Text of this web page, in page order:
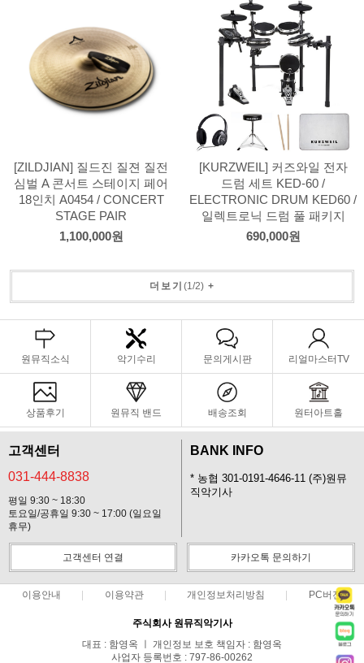
[ZILDJIAN] 질드진 질젼 질전
심벌 A 콘서트 스테이지 페어
18인치 A0454 / CONCERT
STAGE PAIR
1,100,000원
[KURZWEIL] 커즈와일 전자
드럼 세트 KED-60 /
ELECTRONIC DRUM KED60 /
일렉트로닉 드럼 풀 패키지
690,000원
더보기 (1/2)+
원뮤직소식 악기수리 문의게시판 리얼마스터TV
상품후기 원뮤직 밴드 배송조회 원터아트홀
고객센터
031-444-8838
평일 9:30 ~ 18:30
토요일/공휴일 9:30 ~ 17:00 (일요일
휴무)
BANK INFO
* 농협 301-0191-4646-11 (주)원뮤
직악기사
고객센터 연결 카카오톡 문의하기
이용안내 이용약관 개인정보처리방침 PC버전
주식회사 원뮤직악기사
대표 : 함영옥 ㅣ 개인정보 보호 책임자 : 함영옥
사업자 등록번호 : 797-86-00262